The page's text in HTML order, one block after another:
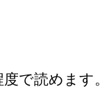
で読めます